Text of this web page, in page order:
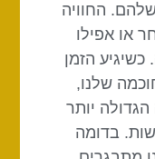
החוויה
או אפילו
הזמן
שלנו,
יותר
בדומה